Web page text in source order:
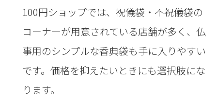
100円ショップでは、祝儀袋・不祝儀袋の
コーナーが用意されている店舗が多く、仏
事用のシンプルな香典袋も手に入りやすい
です。価格を抑えたいときにも選択肢にな
ります。